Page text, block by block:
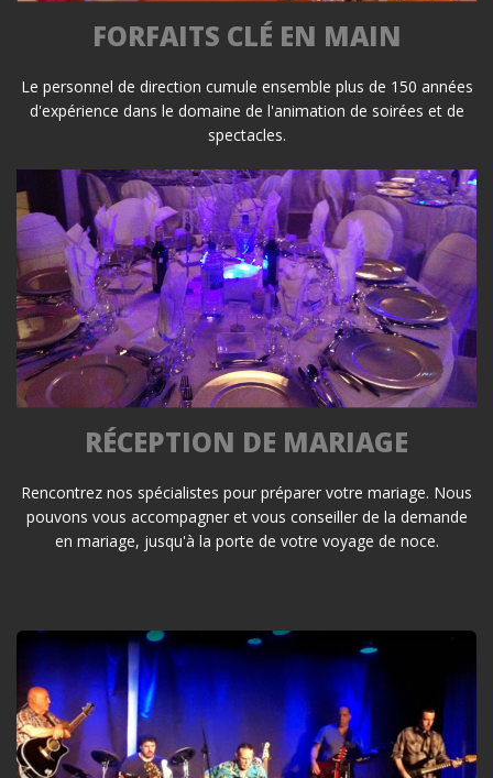
FORFAITS CLÉ EN MAIN
Le personnel de direction cumule ensemble plus de 150 années
d'expérience dans le domaine de l'animation de soirées et de
spectacles.
RÉCEPTION DE MARIAGE
Rencontrez nos spécialistes pour préparer votre mariage. Nous
pouvons vous accompagner et vous conseiller de la demande
en mariage, jusqu'à la porte de votre voyage de noce.